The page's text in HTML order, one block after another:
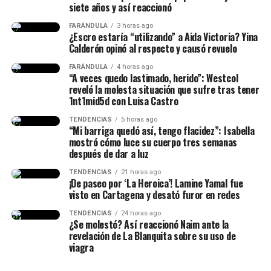
médicas e incluso contempló la posibilidad de
someterse a una circuncisión.No obstante, explicó
qué ha frenado esa decisión por algo en concreto.
“Esa operación es muy
brusca (…) Me dijeron que
me pondrían unos puntos
que se van a desaparecer
solos, pero que no se me
podría parar (…) ¿Y uno
cómo controla eso, si yo
vivo parolo? (…) Y que no
puedo tener relaciones
sexuales en dos meses”,
siete años y así reaccionó
FARÁNDULA 3 horas ago
¿Escro estaría “utilizando” a Aida Victoria? Yina
Calderón opinó al respecto y causó revuelo
FARÁNDULA 4 horas ago
“A veces quedo lastimado, herido”: Westcol
reveló la molesta situación que sufre tras tener
1nt1mid5d con Luisa Castro
TENDENCIAS 5 horas ago
“Mi barriga quedó así, tengo flacidez”: Isabella
mostró cómo luce su cuerpo tres semanas
después de dar a luz
TENDENCIAS 21 horas ago
¡De paseo por ‘La Heroica’! Lamine Yamal fue
visto en Cartagena y desató furor en redes
TENDENCIAS 24 horas ago
¿Se molestó? Así reaccionó Naim ante la
revelación de La Blanquita sobre su uso de
viagra